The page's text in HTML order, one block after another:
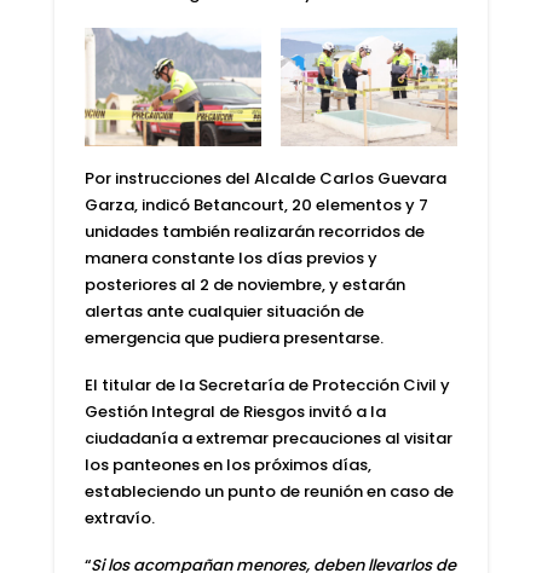
Por instrucciones del Alcalde Carlos Guevara
Garza, indicó Betancourt, 20 elementos y 7
unidades también realizarán recorridos de
manera constante los días previos y
posteriores al 2 de noviembre, y estarán
alertas ante cualquier situación de
emergencia que pudiera presentarse.
El titular de laSecretaría de Protección Civil y
Gestión Integral de Riesgosinvitó a la
ciudadanía a extremar precauciones al visitar
los panteones en los próximos días,
estableciendo un punto de reunión en caso de
extravío.
“Si los acompañan menores, deben llevarlos de